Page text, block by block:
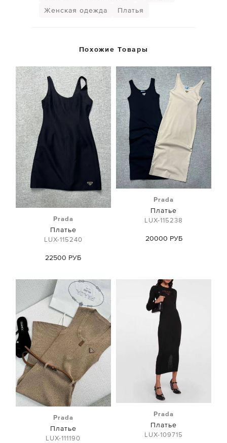
Женская одежда
Платья
Похожие Товары
Prada
Платье
LUX-115240
22500 РУБ
Prada
Платье
LUX-115238
20000 РУБ
Prada
Платье
LUX-111190
Prada
Платье
LUX-109715